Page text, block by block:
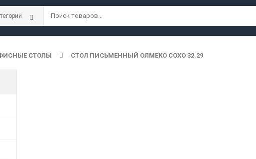
СТОЛЫ СТОЛ ПИСЬМЕННЫЙ ОЛМЕКО СОХО 32.29